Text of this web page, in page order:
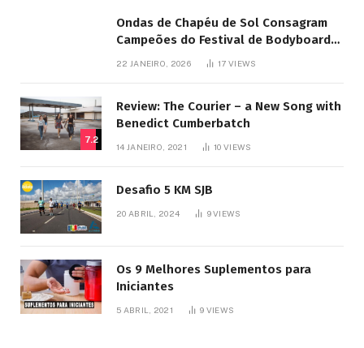
Ondas de Chapéu de Sol Consagram
Campeões do Festival de Bodyboard
22 JANEIRO, 2026 17VIEWS
7.2
Review: The Courier – a New Song with
Benedict Cumberbatch
14 JANEIRO, 2021 10VIEWS
Desafio 5 KM SJB
20 ABRIL, 2024 9VIEWS
Os 9 Melhores Suplementos para
Iniciantes
5 ABRIL, 2021 9 VIEWS